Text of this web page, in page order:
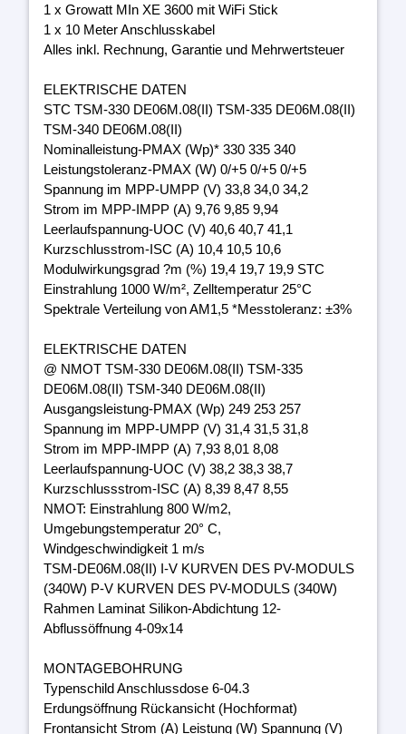
1 x Growatt MIn XE 3600 mit WiFi Stick
1 x 10 Meter Anschlusskabel
Alles inkl. Rechnung, Garantie und Mehrwertsteuer
ELEKTRISCHE DATEN
STC TSM-330 DE06M.08(II) TSM-335 DE06M.08(II)
TSM-340 DE06M.08(II)
Nominalleistung-PMAX (Wp)* 330 335 340
Leistungstoleranz-PMAX (W) 0/+5 0/+5 0/+5
Spannung im MPP-UMPP (V) 33,8 34,0 34,2
Strom im MPP-IMPP (A) 9,76 9,85 9,94
Leerlaufspannung-UOC (V) 40,6 40,7 41,1
Kurzschlusstrom-ISC (A) 10,4 10,5 10,6
Modulwirkungsgrad ?m (%) 19,4 19,7 19,9 STC
Einstrahlung 1000 W/m², Zelltemperatur 25°C
Spektrale Verteilung von AM1,5 *Messtoleranz: ±3%
ELEKTRISCHE DATEN
@ NMOT TSM-330 DE06M.08(II) TSM-335
DE06M.08(II) TSM-340 DE06M.08(II)
Ausgangsleistung-PMAX (Wp) 249 253 257
Spannung im MPP-UMPP (V) 31,4 31,5 31,8
Strom im MPP-IMPP (A) 7,93 8,01 8,08
Leerlaufspannung-UOC (V) 38,2 38,3 38,7
Kurzschlussstrom-ISC (A) 8,39 8,47 8,55
NMOT: Einstrahlung 800 W/m2,
Umgebungstemperatur 20° C,
Windgeschwindigkeit 1 m/s
TSM-DE06M.08(II) I-V KURVEN DES PV-MODULS
(340W) P-V KURVEN DES PV-MODULS (340W)
Rahmen Laminat Silikon-Abdichtung 12-
Abflussöffnung 4-09x14
MONTAGEBOHRUNG
Typenschild Anschlussdose 6-04.3
Erdungsöffnung Rückansicht (Hochformat)
Frontansicht Strom (A) Leistung (W) Spannung (V)